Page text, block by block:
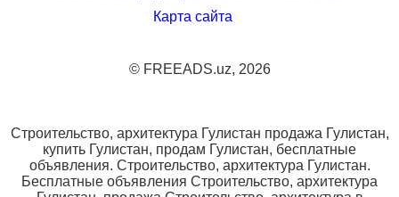
Карта сайта
© FREEADS.uz, 2026
Строительство, архитектура Гулистан продажа Гулистан,
купить Гулистан, продам Гулистан, бесплатные
объявления. Строительство, архитектура Гулистан.
Бесплатные объявления Строительство, архитектура